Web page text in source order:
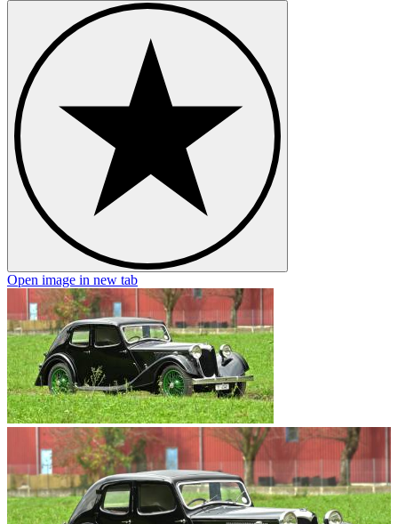
Open image in new tab